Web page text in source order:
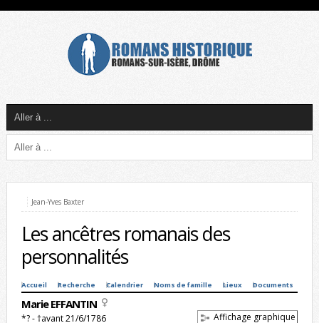
Jean-Yves Baxter
Les ancêtres romanais des
personnalités
Accueil Recherche Calendrier Noms de famille Lieux Documents
Marie EFFANTIN
*? - †avant 21/6/1786 Affichage graphique